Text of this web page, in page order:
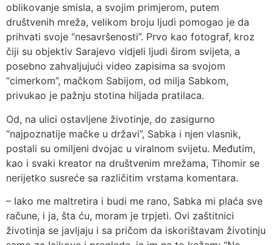
oblikovanje smisla, a svojim primjerom, putem
društvenih mreža, velikom broju ljudi pomogao je da
prihvati svoje “nesavršenosti”. Prvo kao fotograf, kroz
čiji su objektiv Sarajevo vidjeli ljudi širom svijeta, a
posebno zahvaljujući video zapisima sa svojom
“cimerkom”, mačkom Sabijom, od milja Sabkom,
privukao je pažnju stotina hiljada pratilaca.
Od, na ulici ostavljene životinje, do zasigurno
“najpoznatije mačke u državi”, Sabka i njen vlasnik,
postali su omiljeni dvojac u viralnom svijetu. Međutim,
kao i svaki kreator na društvenim mrežama, Tihomir se
nerijetko susreće sa različitim vrstama komentara.
– Iako me maltretira i budi me rano, Sabka mi plaća sve
račune, i ja, šta ću, moram je trpjeti. Ovi zaštitnici
životinja se javljaju i sa pričom da iskorištavam životinju